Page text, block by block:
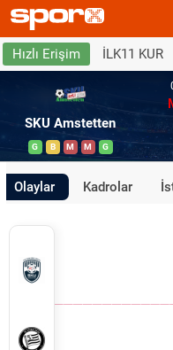
Hızlı Erişim İLK11 KUR
SKU Amstetten
G B M M G
Olaylar Kadrolar